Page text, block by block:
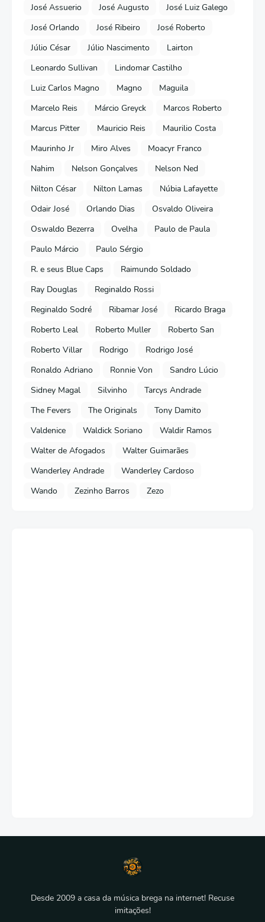
José Assuerio
José Augusto
José Luiz Galego
José Orlando
José Ribeiro
José Roberto
Júlio César
Júlio Nascimento
Lairton
Leonardo Sullivan
Lindomar Castilho
Luiz Carlos Magno
Magno
Maguila
Marcelo Reis
Márcio Greyck
Marcos Roberto
Marcus Pitter
Mauricio Reis
Maurilio Costa
Maurinho Jr
Miro Alves
Moacyr Franco
Nahim
Nelson Gonçalves
Nelson Ned
Nilton César
Nilton Lamas
Núbia Lafayette
Odair José
Orlando Dias
Osvaldo Oliveira
Oswaldo Bezerra
Ovelha
Paulo de Paula
Paulo Márcio
Paulo Sérgio
R. e seus Blue Caps
Raimundo Soldado
Ray Douglas
Reginaldo Rossi
Reginaldo Sodré
Ribamar José
Ricardo Braga
Roberto Leal
Roberto Muller
Roberto San
Roberto Villar
Rodrigo
Rodrigo José
Ronaldo Adriano
Ronnie Von
Sandro Lúcio
Sidney Magal
Silvinho
Tarcys Andrade
The Fevers
The Originals
Tony Damito
Valdenice
Waldick Soriano
Waldir Ramos
Walter de Afogados
Walter Guimarães
Wanderley Andrade
Wanderley Cardoso
Wando
Zezinho Barros Zezo
Desde 2009 a casa da música brega na internet! Recuse
imitações!